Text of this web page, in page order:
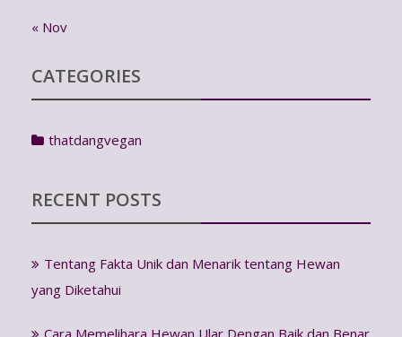
« Nov
CATEGORIES
thatdangvegan
RECENT POSTS
Tentang Fakta Unik dan Menarik tentang Hewan
yang Diketahui
Cara Memelihara Hewan Ular Dengan Baik dan Benar